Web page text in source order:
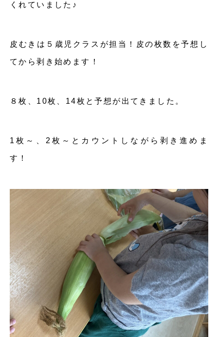
くれていました♪
皮むきは５歳児クラスが担当！皮の枚数を予想し
てから剥き始めます！
８枚、10枚、14枚と予想が出てきました。
1枚～、2枚～とカウントしながら剥き進めま
す！